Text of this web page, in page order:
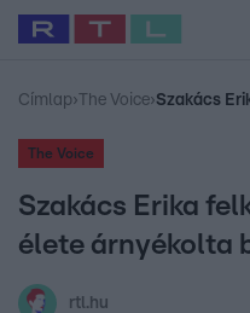
Legfrissebb RTL Híradó
Babits Marcella
Címlap› The Voice›
The Voice
Szakács Erika
élete árnyékolta
rtl.hu